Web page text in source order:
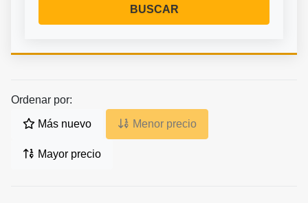
BUSCAR
Ordenar por:
Más nuevo Menor precio
Mayor precio